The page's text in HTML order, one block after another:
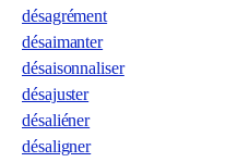
désagrément
désaimanter
désaisonnaliser
désajuster
désaliéner
désaligner